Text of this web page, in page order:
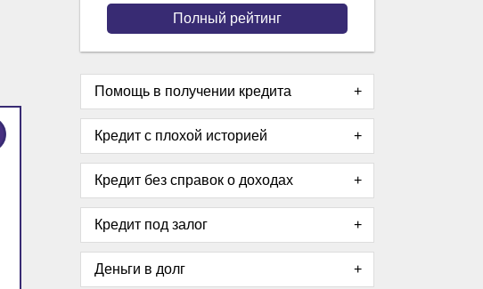
Полный рейтинг
Помощь в получении кредита
Кредит с плохой историей
Кредит без справок о доходах
Кредит под залог
Деньги в долг